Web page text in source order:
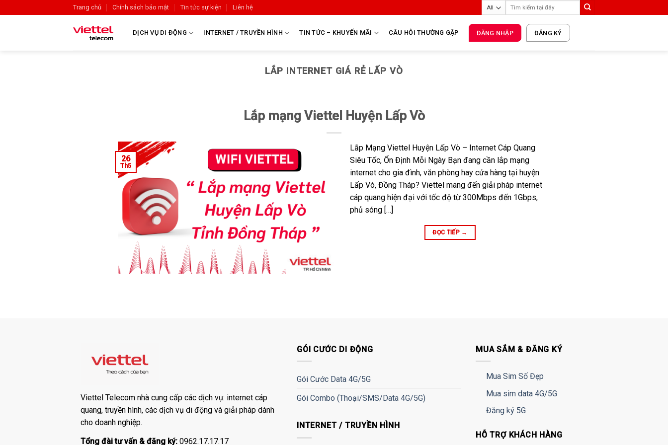
Trang chủ Chính sách bảo mật Tin tức sự kiện Liên hệ
DỊCH VỤ DI ĐỘNG INTERNET / TRUYỀN HÌNH TIN TỨC – KHUYẾN MÃI CÂU HỎI THƯỜNG GẶP ĐĂNG NHẬP ĐĂNG KÝ
LẮP INTERNET GIÁ RẺ LẤP VÒ
Lắp mạng Viettel Huyện Lấp Vò
26
Th5
Lắp Mạng Viettel Huyện Lấp Vò – Internet Cáp Quang
Siêu Tốc, Ổn Định Mỗi Ngày Bạn đang cần lắp mạng
internet cho gia đình, văn phòng hay cửa hàng tại huyện
Lấp Vò, Đồng Tháp? Viettel mang đến giải pháp internet
cáp quang hiện đại với tốc độ từ 300Mbps đến 1Gbps,
phủ sóng […]
ĐỌC TIẾP →
Viettel Telecom nhà cung cấp các dịch vụ: internet cáp
quang, truyền hình, các dịch vụ di động và giải pháp dành
cho doanh nghiệp.
Tổng đài tư vấn & đăng ký: 0962.17.17.17
GÓI CƯỚC DI ĐỘNG
Gói Cước Data 4G/5G
Gói Combo (Thoại/SMS/Data 4G/5G)
INTERNET / TRUYỀN HÌNH
MUA SẮM & ĐĂNG KÝ
Mua Sim Số Đẹp
Mua sim data 4G/5G
Đăng ký 5G
HỖ TRỢ KHÁCH HÀNG